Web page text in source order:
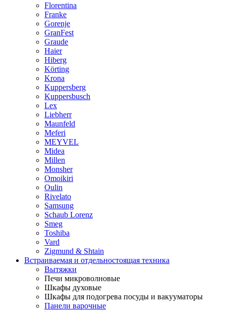
Florentina
Franke
Gorenje
GranFest
Graude
Haier
Hiberg
Körting
Krona
Kuppersberg
Kuppersbusch
Lex
Liebherr
Maunfeld
Meferi
MEYVEL
Midea
Millen
Monsher
Omoikiri
Oulin
Rivelato
Samsung
Schaub Lorenz
Smeg
Toshiba
Vard
Zigmund & Shtain
Встраиваемая и отдельностоящая техника
Вытяжки
Печи микроволновые
Шкафы духовые
Шкафы для подогрева посуды и вакууматоры
Панели варочные